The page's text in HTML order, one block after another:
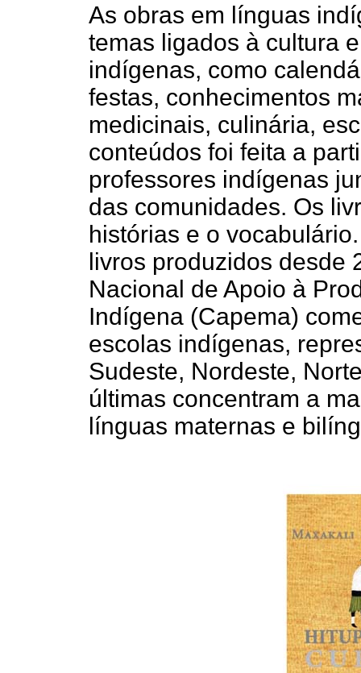
As obras em línguas
temas ligados à cultura
indígenas, como
festas, conhecimentos
medicinais, culinária,
conteúdos foi feita a
professores indígenas
das comunidades. Os
histórias e o
livros produzidos desde
Nacional de Apoio à
Indígena (Capema)
escolas indígenas,
Sudeste, Nordeste,
últimas concentram a
línguas maternas e